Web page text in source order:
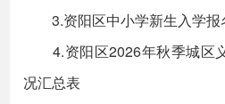
3.资阳区中小学新生入学报
4.资阳区2026年秋季城区
况汇总表